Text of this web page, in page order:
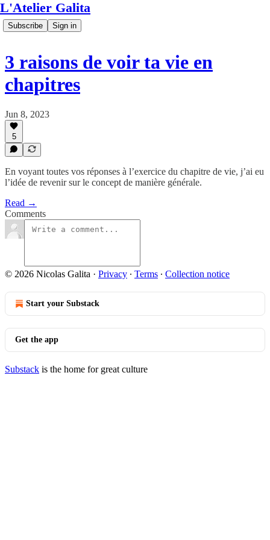
L'Atelier Galita
Subscribe Sign in
3 raisons de voir ta vie en
chapitres
Jun 8, 2023
5
En voyant toutes vos réponses à l’exercice du chapitre de vie, j’ai eu
l’idée de revenir sur le concept de manière générale.
Read →
Comments
© 2026 Nicolas Galita · Privacy ∙ Terms ∙ Collection notice
Start your Substack
Get the app
Substack is the home for great culture